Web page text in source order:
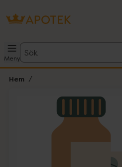
Meny
Sök
Hem
Lista: . Innehåller 1